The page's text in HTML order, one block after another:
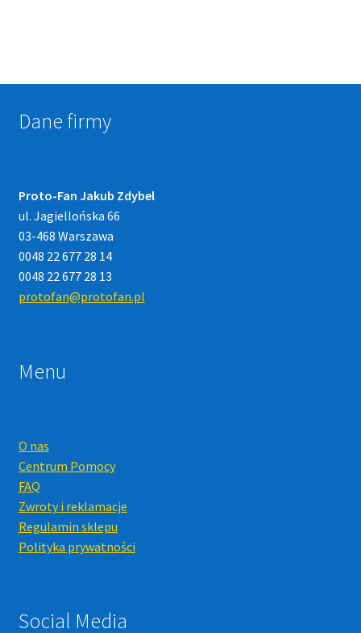
Dane firmy
Proto-Fan Jakub Zdybel
ul. Jagiellońska 66
03-468 Warszawa
0048 22 677 28 14
0048 22 677 28 13
protofan@protofan.pl
Menu
O nas
Centrum Pomocy
FAQ
Zwroty i reklamacje
Regulamin sklepu
Polityka prywatności
Social Media